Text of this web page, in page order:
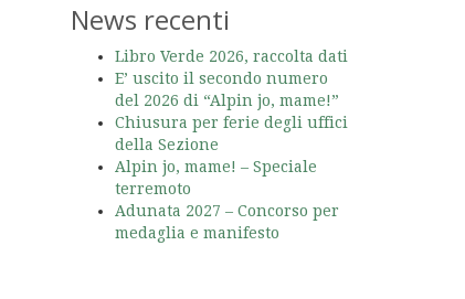
News recenti
Libro Verde 2026, raccolta dati
E’ uscito il secondo numero
del 2026 di “Alpin jo, mame!”
Chiusura per ferie degli uffici
della Sezione
Alpin jo, mame! – Speciale
terremoto
Adunata 2027 – Concorso per
medaglia e manifesto